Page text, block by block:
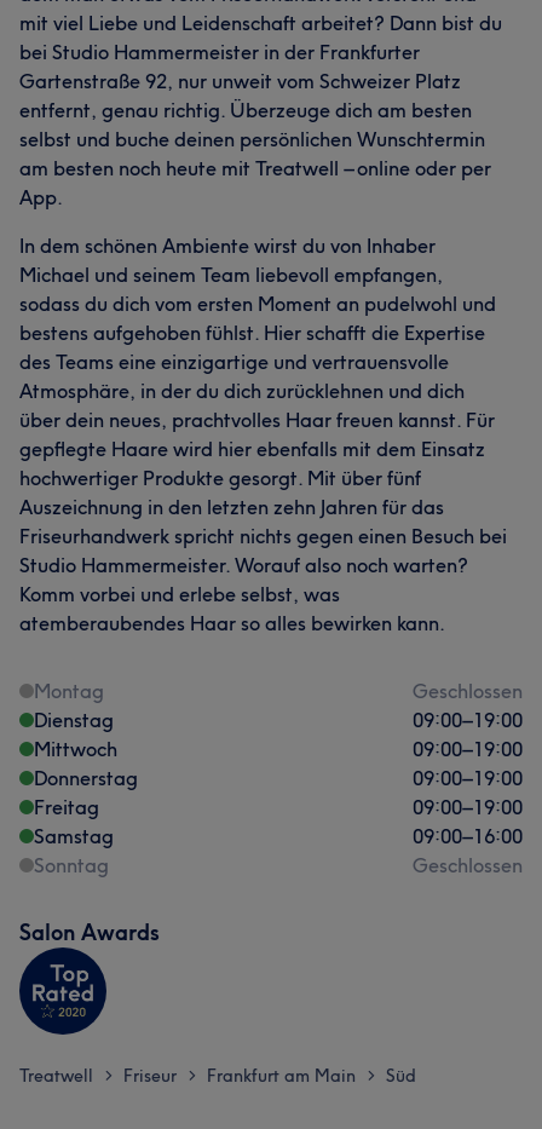
Friseur
Was unsere Kunden über Yaroslav sagen
Professionell 9 Kompetent 6 Talentiert 5
mit viel Liebe und Leidenschaft arbeitet? Dann bist du
bei Studio Hammermeister in der Frankfurter
Gartenstraße 92, nur unweit vom Schweizer Platz
entfernt, genau richtig. Überzeuge dich am besten
selbst und buche deinen persönlichen Wunschtermin
am besten noch heute mit Treatwell – online oder per
App.
In dem schönen Ambiente wirst du von Inhaber
Michael und seinem Team liebevoll empfangen,
sodass du dich vom ersten Moment an pudelwohl und
bestens aufgehoben fühlst. Hier schafft die Expertise
des Teams eine einzigartige und vertrauensvolle
Atmosphäre, in der du dich zurücklehnen und dich
über dein neues, prachtvolles Haar freuen kannst. Für
gepflegte Haare wird hier ebenfalls mit dem Einsatz
hochwertiger Produkte gesorgt. Mit über fünf
Auszeichnung in den letzten zehn Jahren für das
Friseurhandwerk spricht nichts gegen einen Besuch bei
Studio Hammermeister. Worauf also noch warten?
Komm vorbei und erlebe selbst, was
atemberaubendes Haar so alles bewirken kann.
Montag
Geschlossen
Dienstag
09:00–19:00
Mittwoch
09:00–19:00
Donnerstag
09:00–19:00
Freitag
09:00–19:00
Samstag
09:00–16:00
Sonntag
Geschlossen
Salon Awards
Treatwell > Friseur > Frankfurt am Main > Süd